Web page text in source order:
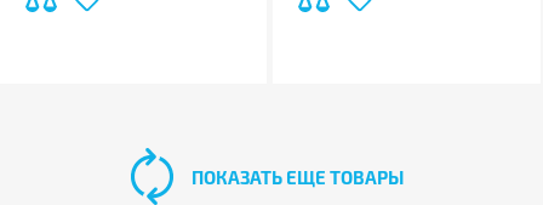
ПОКАЗАТЬ ЕЩЕ ТОВАРЫ